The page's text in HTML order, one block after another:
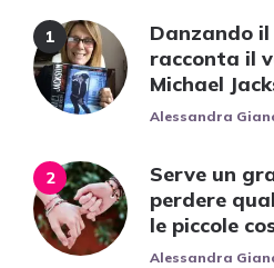
Danzando
racconta il
Michael
Posted
Alessandra
Serve un
perdere
le piccole
Posted
Alessandra